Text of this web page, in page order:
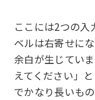
ここには2つの入
ベルは右寄せに
余白が生じてい
えてください」
でかなり長いもの